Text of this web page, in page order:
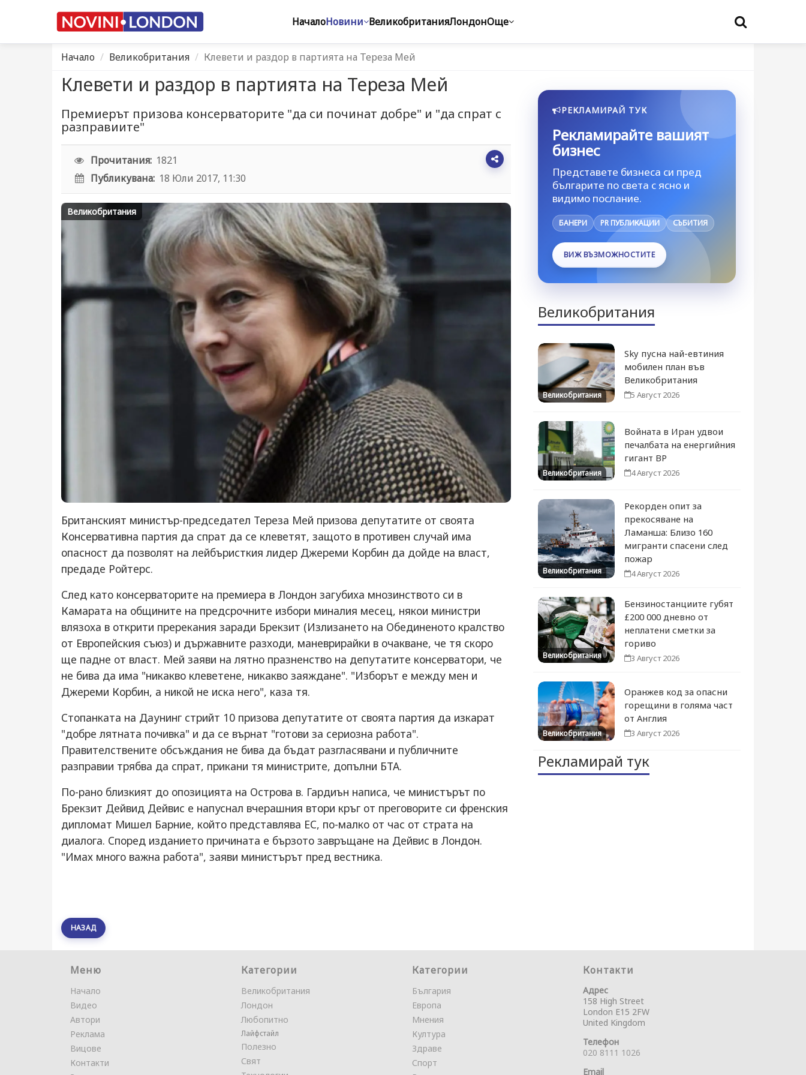
НачалоНовини ВеликобританияЛондонОще
Начало Великобритания Клевети и раздор в партията на Тереза Мей
Клевети и раздор в партията на Тереза Мей
Премиерът призова консерваторите "да си починат добре" и "да спрат с
разправиите"
Прочитания: 1821
Публикувана: 18 Юли 2017, 11:30
Великобритания
Британският министър-председател Тереза Мей призова депутатите от своята
Консервативна партия да спрат да се клеветят, защото в противен случай има
опасност да позволят на лейбъристкия лидер Джереми Корбин да дойде на власт,
предаде Ройтерс.
След като консерваторите на премиера в Лондон загубиха мнозинството си в
Камарата на общините на предсрочните избори миналия месец, някои министри
влязоха в открити пререкания заради Брекзит (Излизането на Обединеното кралство
от Европейския съюз) и държавните разходи, маневрирайки в очакване, че тя скоро
ще падне от власт. Мей заяви на лятно празненство на депутатите консерватори, че
не бива да има "никакво клеветене, никакво заяждане". "Изборът е между мен и
Джереми Корбин, а никой не иска него", каза тя.
Стопанката на Даунинг стрийт 10 призова депутатите от своята партия да изкарат
"добре лятната почивка" и да се върнат "готови за сериозна работа".
Правителствените обсъждания не бива да бъдат разгласявани и публичните
разправии трябва да спрат, прикани тя министрите, допълни БТА.
По-рано близкият до опозицията на Острова в. Гардиън написа, че министърът по
Брекзит Дейвид Дейвис е напуснал вчерашния втори кръг от преговорите си френския
дипломат Мишел Барние, който представлява ЕС, по-малко от час от страта на
диалога. Според изданието причината е бързото завръщане на Дейвис в Лондон.
"Имах много важна работа", заяви министърът пред вестника.
НАЗАД
РЕКЛАМИРАЙ ТУК
Рекламирайте вашият
бизнес
Представете бизнеса си пред
българите по света с ясно и
видимо послание.
БАНЕРИ PR ПУБЛИКАЦИИ СЪБИТИЯ
ВИЖ ВЪЗМОЖНОСТИТЕ
Великобритания
Великобритания
Sky пусна най-евтиния
мобилен план във
Великобритания
5 Август 2026
Великобритания
Войната в Иран удвои
печалбата на енергийния
гигант BP
4 Август 2026
Великобритания
Рекорден опит за
прекосяване на
Ламанша: Близо 160
мигранти спасени след
пожар
4 Август 2026
Великобритания
Бензиностанциите губят
£200 000 дневно от
неплатени сметки за
гориво
3 Август 2026
Великобритания
Оранжев код за опасни
горещини в голяма част
от Англия
3 Август 2026
Рекламирай тук
Меню
Начало
Видео
Автори
Реклама
Вицове
Контакти
Категории
Великобритания
Лондон
Любопитно
Лайфстайл
Полезно
Свят
Категории
България
Европа
Мнения
Култура
Здраве
Спорт
Контакти
Адрес
158 High Street
London E15 2FW
United Kingdom
Телефон
020 8111 1026
Email